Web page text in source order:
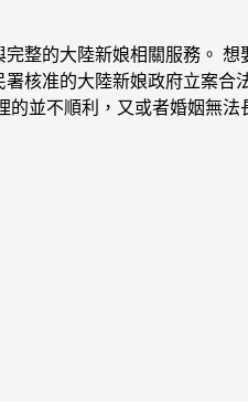
整的大陸新娘相關服務。
核准的大陸新娘政府立案合
並不順利，又或者婚姻無法